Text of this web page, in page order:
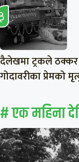
दैलेखमा ट्रकले ठक्कर
गोदावरीका प्रेमको
# एक महिना